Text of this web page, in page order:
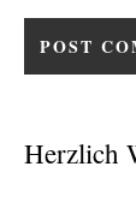
Herzlich